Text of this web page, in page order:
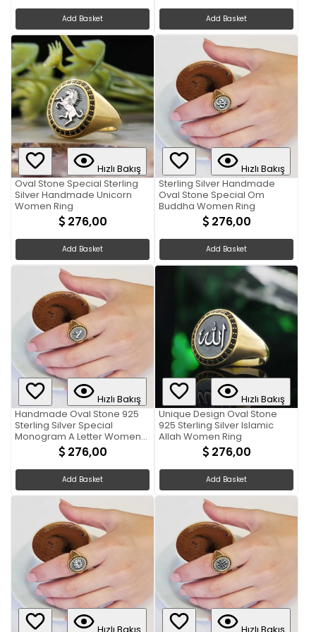
Add Basket Add Basket
Hızlı Bakış
Oval Stone Special Sterling
Silver Handmade Unicorn
Women Ring
276,00
Add Basket
Hızlı Bakış
Sterling Silver Handmade
Oval Stone Special Om
Buddha Women Ring
276,00
Add Basket
Hızlı Bakış
Handmade Oval Stone 925
Sterling Silver Special
Monogram A Letter Women
276,00
Add Basket
Hızlı Bakış
Unique Design Oval Stone
925 Sterling Silver Islamic
Allah Women Ring
276,00
Add Basket